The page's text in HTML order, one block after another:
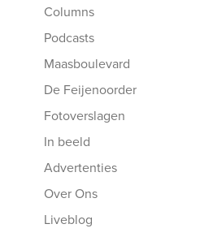
Columns
Podcasts
Maasboulevard
De Feijenoorder
Fotoverslagen
In beeld
Advertenties
Over Ons
Liveblog